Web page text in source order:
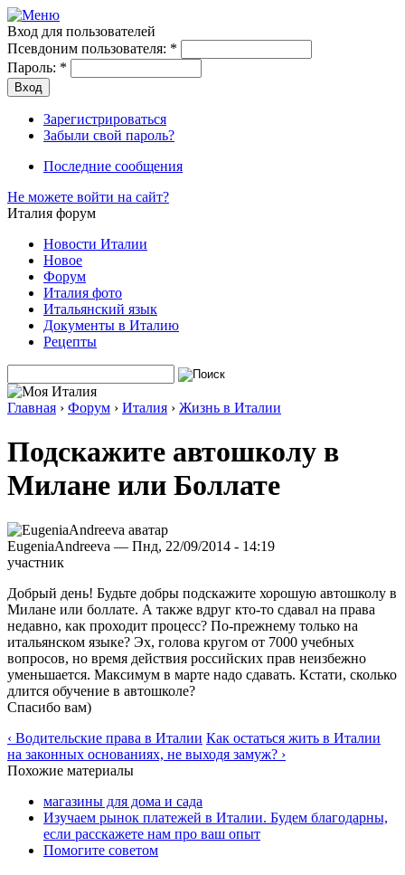
Вход для пользователей
Псевдоним пользователя: *
Пароль: *
Зарегистрироваться
Забыли свой пароль?
Последние сообщения
Не можете войти на сайт?
Италия форум
Новости Италии
Новое
Форум
Италия фото
Итальянский язык
Документы в Италию
Рецепты
Главная › Форум › Италия › Жизнь в Италии
Подскажите автошколу в
Милане или Боллате
EugeniaAndreeva — Пнд, 22/09/2014 - 14:19
участник
Добрый день! Будьте добры подскажите хорошую автошколу в
Милане или боллате. А также вдруг кто-то сдавал на права
недавно, как проходит процесс? По-прежнему только на
итальянском языке? Эх, голова кругом от 7000 учебных
вопросов, но время действия российских прав неизбежно
уменьшается. Максимум в марте надо сдавать. Кстати, сколько
длится обучение в автошколе?
Спасибо вам)
‹ Водительские права в Италии Как остаться жить в Италии
на законных основаниях, не выходя замуж? ›
Похожие материалы
магазины для дома и сада
Изучаем рынок платежей в Италии. Будем благодарны,
если расскажете нам про ваш опыт
Помогите советом